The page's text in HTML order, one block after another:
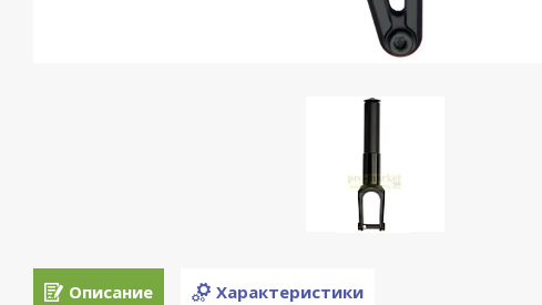
Описание Характеристики